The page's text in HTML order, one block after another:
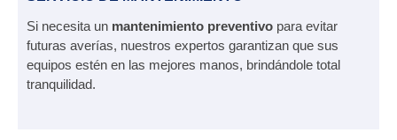
Si necesita un mantenimiento preventivo para evitar
futuras averías, nuestros expertos garantizan que sus
equipos estén en las mejores manos, brindándole total
tranquilidad.